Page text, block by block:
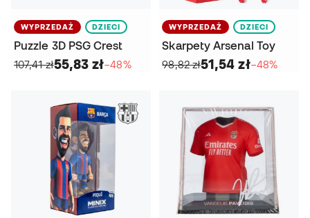
WYPRZEDAŻ DZIECI
Puzzle 3D PSG Crest
107,41 zł55,83 zł−48%
WYPRZEDAŻ DZIECI
Skarpety Arsenal Toy
98,82 zł51,54 zł−48%